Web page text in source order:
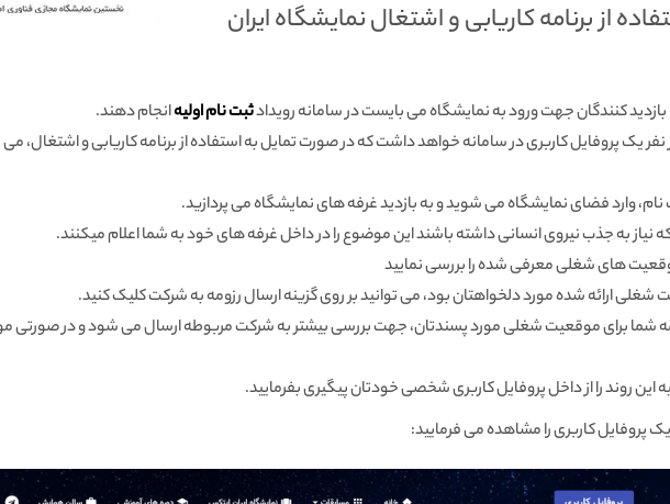
از برنامه کاریابی و اشتغال نمایشگاه ایران
بازدید کنندگان جهت ورود به نمایشگاه می بایست در سامانه رویدادثبت نام اولیهانجام دهند.
یک پروفایل کاربری در سامانه خواهد داشت که در صورت تمایل به استفاده از برنامه کاریابی و اشتغال،
وارد فضای نمایشگاه می شوید و به بازدید غرفه های نمایشگاه می پردازید.
نیاز به جذب نیروی انسانی داشته باشند این موضوع را در داخل غرفه های خود به شما اعلام میکنند.
های شغلی معرفی شده را بررسی نمایید
ارائه شده مورد دلخواهتان بود، می توانید بر روی گزینه ارسال رزومه به شرکت کلیک کنید.
شما برای موقعیت شغلی مورد پسندتان، جهت بررسی بیشتر به شرکت مربوطه ارسال می شود و در صورتی
این روند را از داخل پروفایل کاربری شخصی خودتان پیگیری بفرمایید.
پروفایل کاربری را مشاهده می فرمایید: